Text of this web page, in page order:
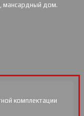
мансардный дом.
комплектации